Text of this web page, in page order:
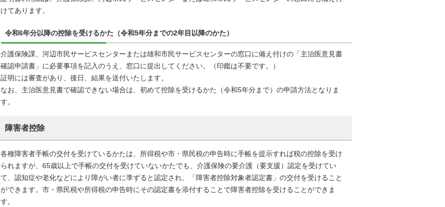
けてあります。
令和6年分以降の控除を受けるかた（令和5年分までの2年目以降のかた）
介護保険課、河辺市民サービスセンターまたは雄和市民サービスセンターの窓口に備え付けの「主治医意見書
確認申請書」に必要事項を記入のうえ、窓口に提出してください。（印鑑は不要です。）
証明には審査があり、後日、結果を送付いたします。
なお、主治医意見書で確認できない場合は、初めて控除を受けるかた（令和5年分まで）の申請方法となりま
す。
障害者控除
各種障害者手帳の交付を受けているかたは、所得税や市・県民税の申告時に手帳を提示すれば税の控除を受け
られますが、65歳以上で手帳の交付を受けていないかたでも、介護保険の要介護（要支援）認定を受けてい
て、認知症や老化などにより障がい者に準ずると認定され、「障害者控除対象者認定書」の交付を受けること
ができます。市・県民税や所得税の申告時にその認定書を添付することで障害者控除を受けることができま
す。